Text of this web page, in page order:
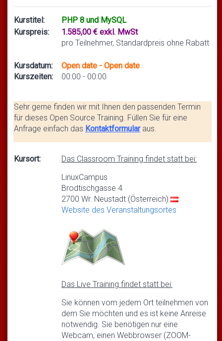
Kurstitel:
PHP 8 und MySQL
Kurspreis:
1.585,00 € exkl. MwSt
pro Teilnehmer, Standardpreis ohne Rabatt
Kursdatum:
Kurszeiten:
Open date - Open date
00:00 - 00:00
Sehr gerne finden wir mit Ihnen den passenden Termin
für dieses Open Source Training. Füllen Sie für eine
Anfrage einfach das Kontaktformular aus.
Kursort:
Das Classroom Training findet statt bei:
LinuxCampus
Brodtischgasse 4
2700 Wr. Neustadt (Österreich)
Website des Veranstaltungsortes
Das Live Training findet statt bei:
Sie können vom jedem Ort teilnehmen von
dem Sie möchten und es ist keine Anreise
notwendig. Sie benötigen nur eine
Webcam, einen Webbrowser (ZOOM-